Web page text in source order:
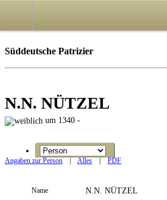
Süddeutsche Patrizier
N.N. NÜTZEL
um 1340 -
Angaben zur Person|Alles|PDF
Name N.N. NÜTZEL